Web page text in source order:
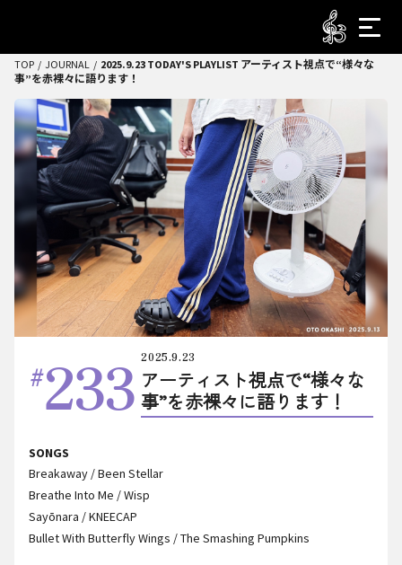
TOP JOURNAL
2025.9.23 TODAY'S PLAYLIST アーティスト視点で“様々な
事”を赤裸々に語ります！
233 2025.9.23
アーティスト視点で“様々な
事”を赤裸々に語ります！
SONGS
Breakaway / Been Stellar
Breathe Into Me / Wisp
Sayōnara / KNEECAP
Bullet With Butterfly Wings / The Smashing Pumpkins